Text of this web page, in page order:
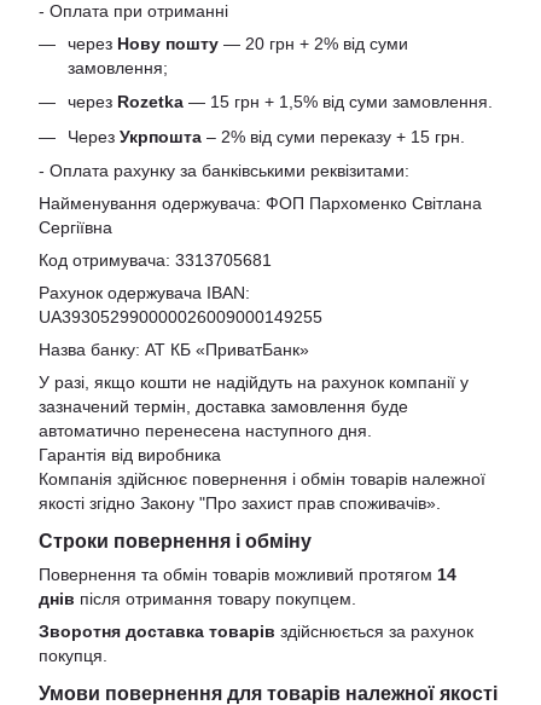
- Оплата при отриманні
через Нову пошту — 20 грн + 2% від суми
замовлення;
через Rozetka — 15 грн + 1,5% від суми замовлення.
Через Укрпошта – 2% від суми переказу + 15 грн.
- Оплата рахунку за банківськими реквізитами:
Найменування одержувача: ФОП Пархоменко Світлана
Сергіївна
Код отримувача: 3313705681
Рахунок одержувача IBAN:
UA393052990000026009000149255
Назва банку: АТ КБ «ПриватБанк»
У разі, якщо кошти не надійдуть на рахунок компанії у
зазначений термін, доставка замовлення буде
автоматично перенесена наступного дня.
Гарантія від виробника
Компанія здійснює повернення і обмін товарів належної
якості згідно Закону "Про захист прав споживачів».
Строки повернення і обміну
Повернення та обмін товарів можливий протягом 14
днів після отримання товару покупцем.
Зворотня доставка товарів здійснюється за рахунок
покупця.
Умови повернення для товарів належної якості